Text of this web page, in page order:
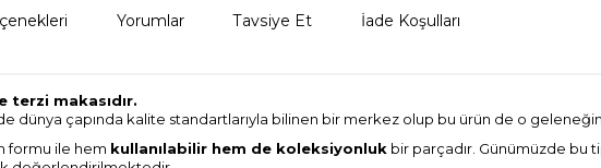
Yorumlar Tavsiye Et İade Koşulları
makasıdır.
dünya çapında kalite standartlarıyla bilinen bir merkez olup bu ürün de o geleneğin
formu ile hem kullanılabilir hem de koleksiyonluk bir parçadır. Günümüzde bu